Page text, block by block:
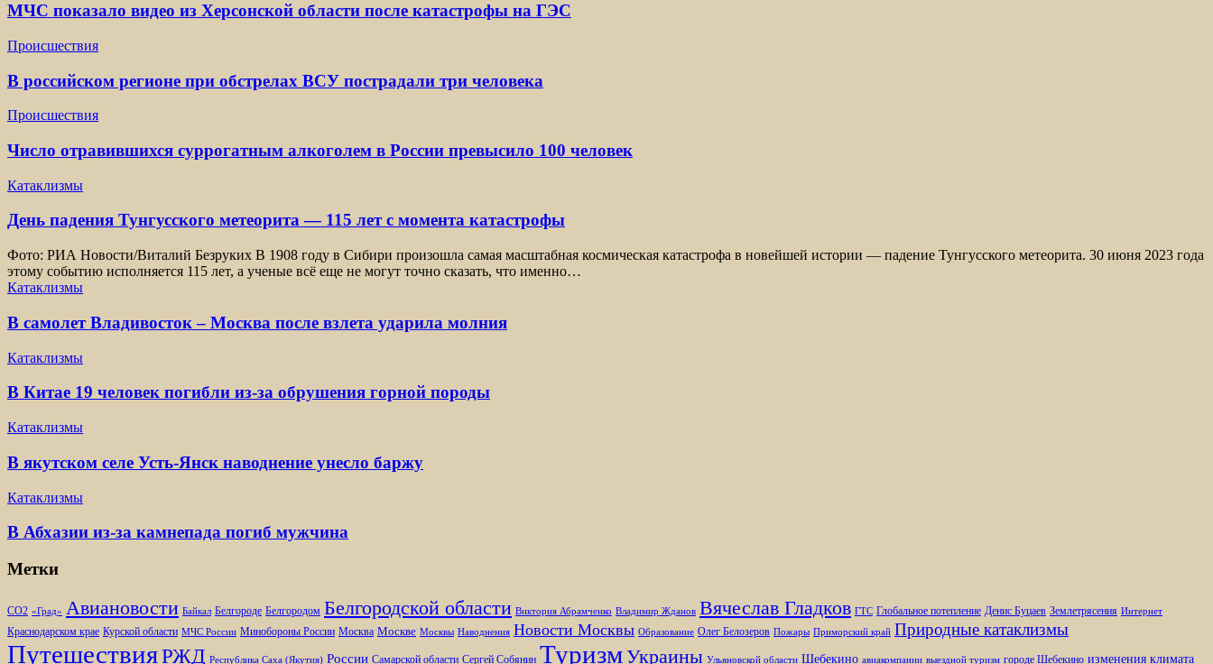
МЧС показало видео из Херсонской области после катастрофы на ГЭС
Происшествия
В российском регионе при обстрелах ВСУ пострадали три человека
Происшествия
Число отравившихся суррогатным алкоголем в России превысило 100 человек
Катаклизмы
День падения Тунгусского метеорита — 115 лет с момента катастрофы
Фото: РИА Новости/Виталий Безруких В 1908 году в Сибири произошла самая масштабная космическая катастрофа в новейшей истории — падение Тунгусского метеорита. 30 июня 2023 года
этому событию исполняется 115 лет, а ученые всё еще не могут точно сказать, что именно…
Катаклизмы
В самолет Владивосток – Москва после взлета ударила молния
Катаклизмы
В Китае 19 человек погибли из-за обрушения горной породы
Катаклизмы
В якутском селе Усть-Янск наводнение унесло баржу
Катаклизмы
В Абхазии из-за камнепада погиб мужчина
Метки
CO2 «Град» Авиановости Байкал Белгороде Белгородом Белгородской области Виктория Абрамченко Владимир Жданов Вячеслав Гладков ГТС Глобальное потепление Денис Буцаев Землетрясения Интернет
Краснодарском крае Курской области МЧС России Минобороны России Москва Москве Москвы Наводнения Новости Москвы Образование Олег Белозеров Пожары Приморский край Природные катаклизмы
ПутешествияРЖД Республика Саха (Якутия) России Самарской области Сергей Собянин ТуризмУкраины Ульяновской области Шебекино авиакомпании выездной туризм городе Шебекино изменения климата